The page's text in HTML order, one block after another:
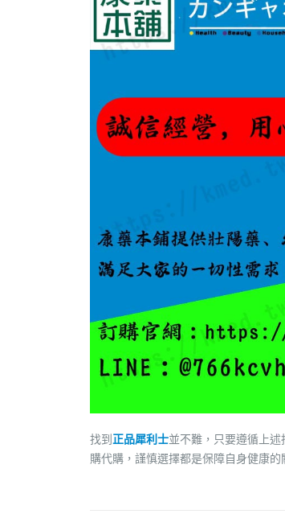
找到正品犀利士並不難，只要遵循上
購代購，謹慎選擇都是保障自身健康